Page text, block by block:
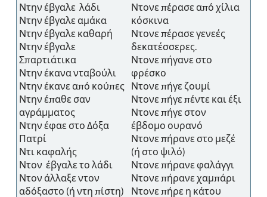
Ντην έβγαλε λάδι
Ντην έβγαλε αμάκα
Ντην έβγαλε καθαρή
Ντην έβγαλε
Σπαρτιάτικα
Ντην έκανα νταβούλι
Ντην έκανε από κούπες
Ντην έπαθε σαν
αγράμματος
Ντην έφαε στο Δόξα
Πατρί
Ντι καφαλής
Ντον έβγαλε το λάδι
Ντον άλλαξε ντον
αδόξαστο (ή ντη πίστη)
Ντονε πέρασε από χίλια
κόσκινα
Ντονε πέρασε γενεές
δεκατέσσερες.
Ντονε πήγανε στο
φρέσκο
Ντονε πήγε ζουμί
Ντονε πήγε πέντε και έξι
Ντονε πήγε στον
έβδομο ουρανό
Ντονε πήρανε στο μεζέ
(ή στο ψιλό)
Ντονε πήρανε φαλάγγι
Ντονε πήρανε χαμπάρι
Ντονε πήρε η κάτου